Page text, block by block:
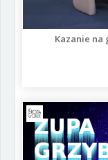
Kazanie na